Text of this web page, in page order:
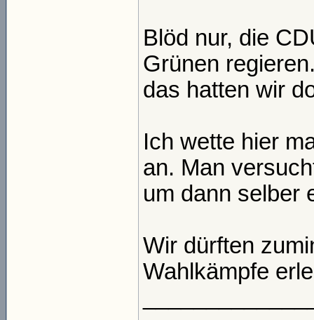
Blöd nur, die
Grünen
das hatten wir
Ich wette hier
an. Man
um dann selber
Wir dürften
Wahlkämpfe